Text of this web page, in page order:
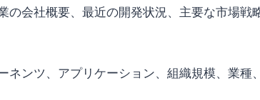
の会社概要、最近の開発状況、主要な市場戦
ネンツ、アプリケーション、組織規模、業種